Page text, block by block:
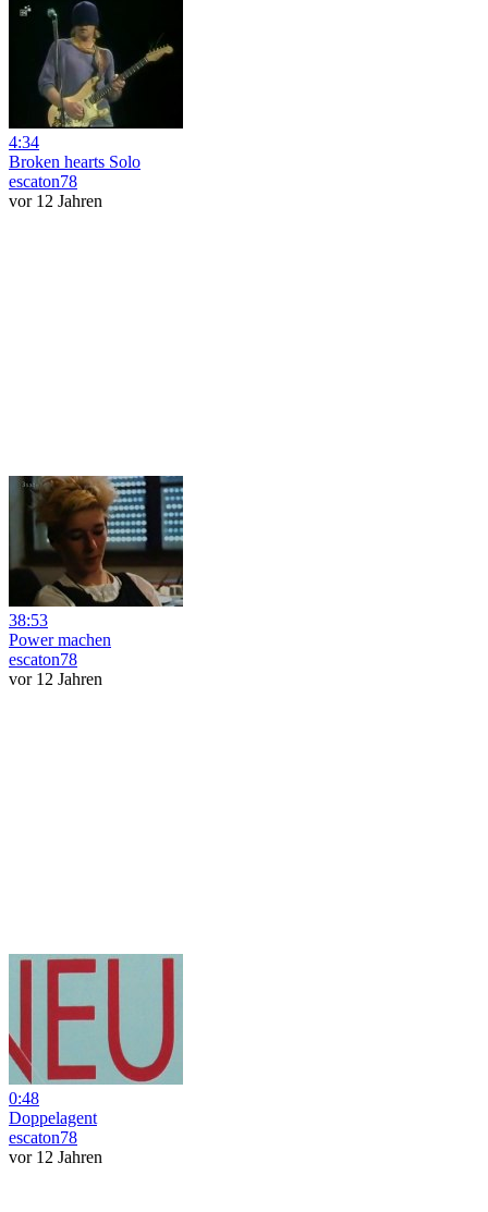
4:34
Broken hearts Solo
escaton78
vor 12 Jahren
38:53
Power machen
escaton78
vor 12 Jahren
0:48
Doppelagent
escaton78
vor 12 Jahren